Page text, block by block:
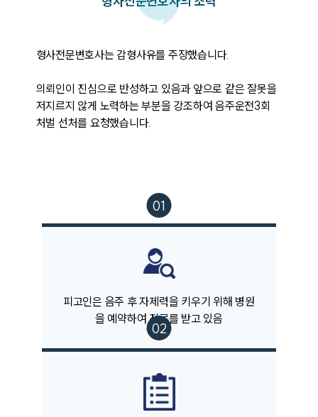
글로벌 파트너 로펌
고객의 소리
AI대륜
업무사례
주요 업무사례
업무분야
음주교통사고대응부 업무
전체
구성원 소개
음주운전·교통사고전문변호사추천
소식/자료
형사전문변호사는 감형사유를 주장했습니다.
의뢰인이 진심으로 반성하고 있음과 앞으로 같은 잘못을
저지르지 않게 노력하는 부분을 강조하여 음주운전3회
처벌 선처를 요청했습니다.
피고인은 음주 후 자제력을 키우기 위해 병원
을 예약하여 진료를 받고 있음